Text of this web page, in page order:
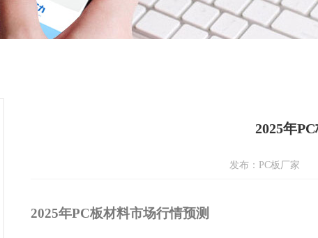
2025年
发布：PC板厂家
2025年PC板材料市场行情预测